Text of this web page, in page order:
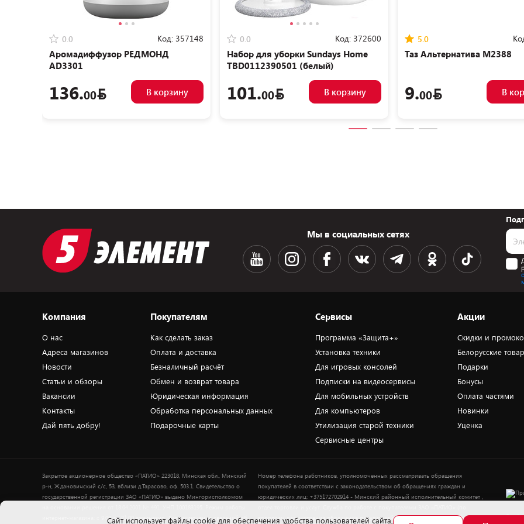
0.0 Код: 357148
Аромадиффузор РЕДМОНД
AD3301
136.00 В корзину
0.0 Код: 372600
Набор для уборки Sundays Home
TBD0112390501 (белый)
101.00 В корзину
5.0
Таз Альтернатива М2388
9.00 В
Мы в социальных сетях
Компания
О нас
Адреса магазинов
Новости
Статьи и обзоры
Вакансии
Контакты
Дай пять добру!
Покупателям
Как сделать заказ
Оплата и доставка
Безналичный расчёт
Обмен и возврат товара
Юридическая информация
Обработка персональных данных
Подарочные карты
Сервисы
Программа «Защита+»
Установка техники
Для игровых консолей
Подписки на видеосервисы
Для мобильных устройств
Для компьютеров
Утилизация старой техники
Сервисные центры
Акции
Скидки и
Белорусские
Подарки
Бонусы
Оплата частями
Новинки
Уценка
Закрытое акционерное общество «ПАТИО» 223018, Минская обл., Минский
р-н, Ждановичский с/с, 53, вблизи д.Тарасово, оф. 503.1. Свидетельство о
государственной регистрации ЗАО «ПАТИО» выдано Мингорисполкомом
интернет-магазина: с 9.00 до 21.00 ежедневно. Дата включения сведений об
Номер телефона работников, уполномоченных рассматривать обращения
покупателей в соответствии с законодательством об обращениях граждан и
юридических лиц: +375172702914 - Минский районный исполнительный комитет ,
вопросам рассмотрения обращения покупателей о нарушении их прав): Тел.:
Cайт использует файлы cookie для обеспечения удобства пользователей сайта,